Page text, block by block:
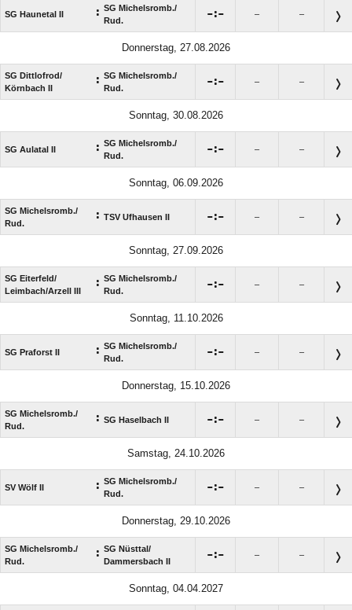
SG Haunetal II : SG Michelsromb./​
Rud.
: – –
Donnerstag, 27.08.2026
SG Dittlofrod/​
Körnbach II
: SG Michelsromb./​
Rud.
: – –
Sonntag, 30.08.2026
SG Aulatal II : SG Michelsromb./​
Rud.
: – –
Sonntag, 06.09.2026
SG Michelsromb./​
Rud.
: TSV Ufhausen II : – –
Sonntag, 27.09.2026
SG Eiterfeld/​
Leimbach/​Arzell III
: SG Michelsromb./​
Rud.
: – –
Sonntag, 11.10.2026
SG Praforst II : SG Michelsromb./​
Rud.
: – –
Donnerstag, 15.10.2026
SG Michelsromb./​
Rud.
: SG Haselbach II : – –
Samstag, 24.10.2026
SV Wölf II : SG Michelsromb./​
Rud.
: – –
Donnerstag, 29.10.2026
SG Michelsromb./​
Rud.
: SG Nüsttal/​
Dammersbach II
: – –
Sonntag, 04.04.2027